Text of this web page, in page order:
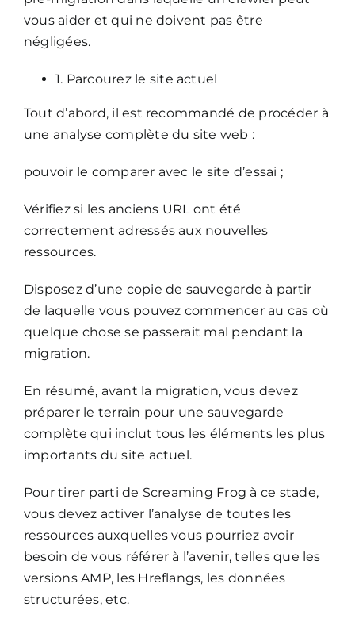
vous aider et qui ne doivent pas être
négligées.
1. Parcourez le site actuel
Tout d’abord, il est recommandé de procéder à
une analyse complète du site web :
pouvoir le comparer avec le site d’essai ;
Vérifiez si les anciens URL ont été
correctement adressés aux nouvelles
ressources.
Disposez d’une copie de sauvegarde à partir
de laquelle vous pouvez commencer au cas où
quelque chose se passerait mal pendant la
migration.
En résumé, avant la migration, vous devez
préparer le terrain pour une sauvegarde
complète qui inclut tous les éléments les plus
importants du site actuel.
Pour tirer parti de Screaming Frog à ce stade,
vous devez activer l’analyse de toutes les
ressources auxquelles vous pourriez avoir
besoin de vous référer à l’avenir, telles que les
versions AMP, les Hreflangs, les données
structurées, etc.